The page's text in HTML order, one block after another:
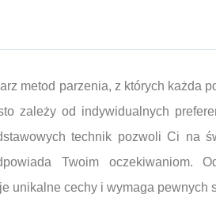
metod parzenia, z których każda
zależy od indywidualnych
technik pozwoli Ci na
Twoim oczekiwaniom.
unikalne cechy i wymaga pewnych